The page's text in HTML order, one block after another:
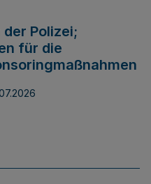
Polizei;
für die